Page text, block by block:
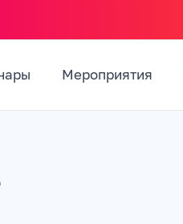
Мероприятия